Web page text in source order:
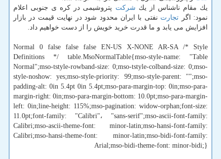
یك مقام ناشناس از یك شركت پتروشیمی در كره ی جنوبی اعلام
نمود: اگر تجارت نفتی با ایران محدود شود در نهایت قیمت در بازار
افزایش می یابد و ما قدرت خرید خویش را از دست خواهیم داد.
Normal 0 false false false EN-US X-NONE AR-SA /* Style
Definitions */ table.MsoNormalTable{mso-style-name: "Table
Normal";mso-tstyle-rowband-size: 0;mso-tstyle-colband-size: 0;mso-
style-noshow: yes;mso-style-priority: 99;mso-style-parent: "";mso-
padding-alt: 0in 5.4pt 0in 5.4pt;mso-para-margin-top: 0in;mso-para-
margin-right: 0in;mso-para-margin-bottom: 10.0pt;mso-para-margin-
left: 0in;line-height: 115%;mso-pagination: widow-orphan;font-size:
11.0pt;font-family: "Calibri"، "sans-serif";mso-ascii-font-family:
Calibri;mso-ascii-theme-font: minor-latin;mso-hansi-font-family:
Calibri;mso-hansi-theme-font: minor-latin;mso-bidi-font-family:
Arial;mso-bidi-theme-font: minor-bidi;}